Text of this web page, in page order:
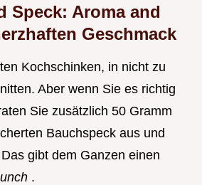
Speck: Aroma and
Geschmack
Kochschinken, in nicht zu
Aber wenn Sie es richtig
Sie zusätzlich 50 Gramm
Bauchspeck aus und
gibt dem Ganzen einen
.